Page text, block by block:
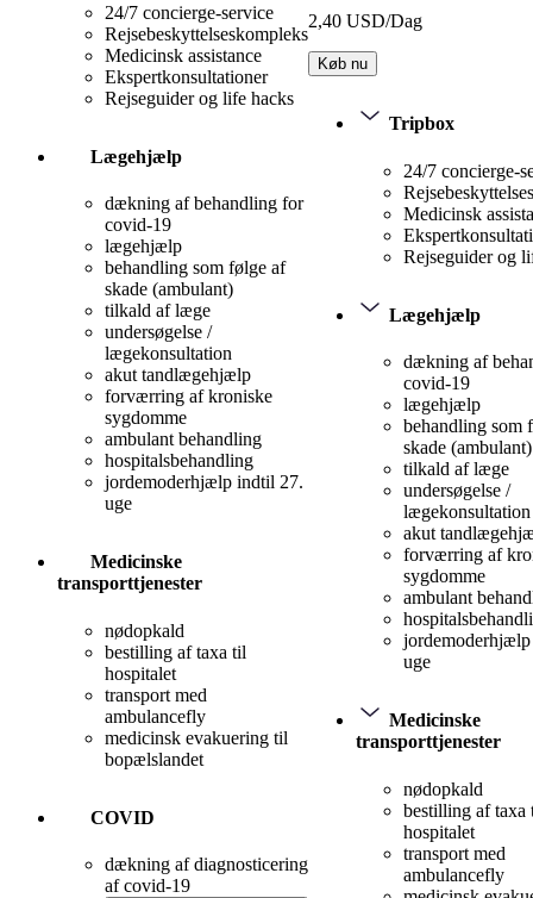
24/7 concierge-service
Rejsebeskyttelseskompleks
Medicinsk assistance
Ekspertkonsultationer
Rejseguider og life hacks
Lægehjælp
dækning af behandling for
covid-19
lægehjælp
behandling som følge af
skade (ambulant)
tilkald af læge
undersøgelse /
lægekonsultation
akut tandlægehjælp
forværring af kroniske
sygdomme
ambulant behandling
hospitalsbehandling
jordemoderhjælp indtil 27.
uge
Medicinske
transporttjenester
nødopkald
bestilling af taxa til
hospitalet
transport med
ambulancefly
medicinsk evakuering til
bopælslandet
COVID
dækning af diagnosticering
af covid-19
2,40 USD/Dag
Køb nu
Tripbox
24/7 concierge-
Medicinsk
Rejseguider og
Lægehjælp
dækning af
covid-19
lægehjælp
behandling som
skade (ambulant)
tilkald af læge
undersøgelse /
lægekonsultation
akut
forværring af
sygdomme
ambulant
uge
Medicinske
transporttjenester
nødopkald
bestilling af taxa
hospitalet
transport med
ambulancefly